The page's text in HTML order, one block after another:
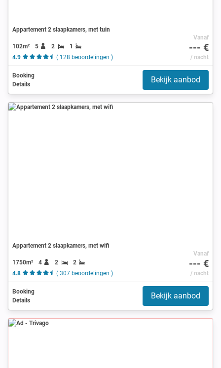
Appartement 2 slaapkamers, met tuin
102m² 5 2
1
4.9
( 128 beoordelingen )
Vanaf
--- €
/ nacht
Booking
Details
Bekijk aanbod
Appartement 2 slaapkamers, met wifi
1750m² 4 2
2
4.8
( 307 beoordelingen )
Vanaf
--- €
/ nacht
Booking
Details
Bekijk aanbod
Ad